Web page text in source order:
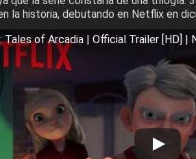
la historia, debutando en Netflix en
Tales of Arcadia | Official Trailer [HD] |